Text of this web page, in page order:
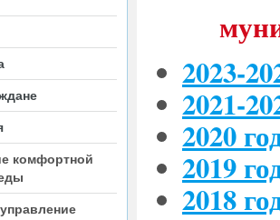
комфортной
2023-
2021-
2020
2019
2018